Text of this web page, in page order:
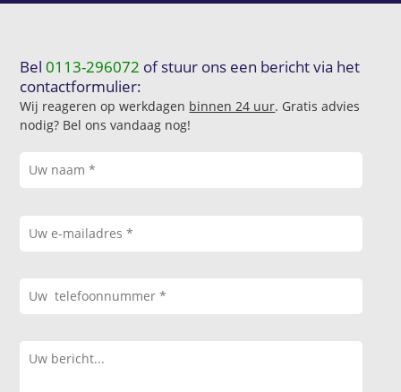
Bel0113-296072 of stuur ons een bericht via het
contactformulier:
Wij reageren op werkdagen binnen 24 uur. Gratis advies
nodig? Bel ons vandaag nog!